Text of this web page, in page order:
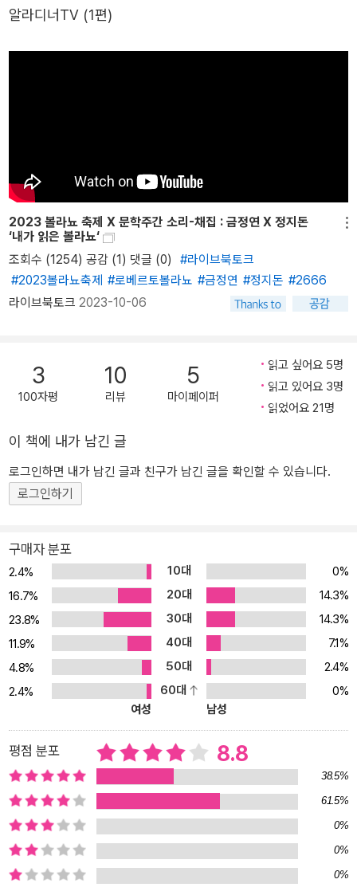
의 블라네스에서 숨을 거두기 직전까지 매달린 『2666』은 볼라뇨 필
학상을 휩쓸었다. 그의 작품에서는 범죄, 죽음, 창녀의 삶과 같은 어둠
적』(1999), 『칠레의 밤』(2000), 단편집인 『전화』(1997), 『살인 창
녀들』(2001), 『참을 수 없는 가우초』(2003), 시집 『낭만적인 개들』
(1995) 등이 있다.
아메리카 문학의 대변자로 추앙된 그는 이튿날 각혈을 하자 서둘러
작가가 남기는 질병과 죽음에 대한 성찰, 스페인어권 작가들을 향해
내뱉는 쓰디쓴 독설을 담은 2편의 에세이로 이루어져 있다. 볼라뇨는
이러한 이야기와 강연의 자유로운 조합, 생각 거리를 주는 허구와 문
학 비평의 혼합을 통해 문학과 용기에 관한 씁쓸할 만큼 아이러니한
생각들을 전한다. 그는 2004년 이 작품으로 칠레 알타소르 소설상을
수상하였다. 쉬지 않는 여행자 볼라뇨의 마지막 여행 “내가 쓴 모든
글은 내 세대에게 보내는 연애편지이자 작별의 편지이다.” 볼라뇨는
우고자 하는 용기를 갖는 일이라고. 일체가 파국으로 치닫고 종국에
는 소멸할 수밖에 없는 것이 운명이라 해도, 그 종착지가 어디든 쉬지
않고 여행을 계속해야 한다고. 그는 이 작품을 통해 이 말을 되새긴다.
이는 볼라뇨. 그는 독자로 하여금 텍스트 <소비자>가 아니라 텍스트
추적자, 즉 <움직이는 독자>가 되도록 부추긴다. 죽음의 목전에서 그
가 손수 넘긴 이 작품은 <작가의 죽음>과 자신의 죽음을 받아들이며
과 무수한 교차점을 남겨 두는 볼라뇨의 글쓰기 특성은 『참을 수 없는
가우초』에서도 유감없이 발휘된다. 그리하여 카프카, 보르헤스, 코르
타사르, 가우초 문학, 환상 문학 등 문학의 경계를 가로지르며 다양한
층위와의 접속과 분절을 통해 독서의 즐거움을 선사한다. 첫 번째 단
편 「짐」은 유령의 얼굴을 마주하고 죽음을 향해 나아가며 <시인으로
서 기발한 뭔가를 찾아서 그걸 쉬운 말로 표현>하고자 하는 미국인
짐이라는 인물에 대한 이야기이다. 작가의 숙명 혹은 볼라뇨 자신의
운명을 그린 것 같은 이 단편의 주인공 짐은 볼라뇨가 멕시코시티에
인물화한 것이다. 이 인물은 『야만스러운 탐정들』에서 제리 루이스로
등장한 바 있으며, <조리용 칼을 결코 놓지 않는> 인물로 그려져 있
다. 「참을 수 없는 가우초」는 20세기 아르헨티나 문화 정체성에 대해
고찰한 보르헤스의 「남부」와 「마가복음」에 대한 패러디적 다시쓰기이
다. 『돈키호테』를 연상하게 하는 이 단편은 보르헤스뿐만 아니라 다
양한 아르헨티나 작가들의 작품과도 접속하며 볼라뇨의 해학적 면모
를 보여 준다. 볼라뇨는 이 작품을 상호 텍스트적 놀이로 구현함으로
써 문학의 원형과 작가의 권위를 파괴함과 동시에 20세기 아르헨티
알라디너TV (1편)
2023 볼라뇨 축제 X 문학주간 소리-채집 : 금정연 X 정지돈
‘내가 읽은 볼라뇨‘
조회수 (1254) 공감 (1) 댓글 (0)
#라이브북토크
#2023볼라뇨축제 #로베르토볼라뇨 #금정연 #정지돈 #2666
라이브북토크 2023-10-06
3
100자평
10
리뷰
5
마이페이퍼
읽고 싶어요 5명
읽고 있어요 3명
읽었어요 21명
이 책에 내가 남긴 글
로그인하면 내가 남긴 글과 친구가 남긴 글을 확인할 수 있습니다.
로그인하기
구매자 분포
2.4% 10대
0%
16.7%
20대
14.3%
23.8%
30대
14.3%
11.9%
40대
7.1%
4.8%
50대
2.4%
2.4%
60대
0%
여성
남성
평점 분포 8.8
38.5%
61.5%
0%
0%
0%